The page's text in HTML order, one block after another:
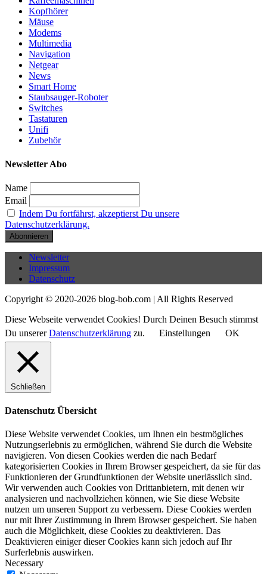
Kopfhörer
Mäuse
Modems
Multimedia
Navigation
Netgear
News
Smart Home
Staubsauger-Roboter
Switches
Tastaturen
Unifi
Zubehör
Newsletter Abo
Name
Email
Indem Du fortfährst, akzeptierst Du unsere
Datenschutzerklärung.
Newsletter
Impressum
Datenschutz
Copyright © 2020-2026 blog-bob.com | All Rights Reserved
Diese Webseite verwendet Cookies! Durch Deinen Besuch stimmst
Du unsererDatenschutzerklärung zu. Einstellungen OK
Schließen
Datenschutz Übersicht
Diese Website verwendet Cookies, um Ihnen ein bestmögliches
Nutzungserlebnis zu ermöglichen, während Sie durch die Website
navigieren. Von diesen Cookies werden die nach Bedarf
kategorisierten Cookies in Ihrem Browser gespeichert, da sie für das
Funktionieren der Grundfunktionen der Website unerlässlich sind.
Wir verwenden auch Cookies von Drittanbietern, mit denen wir
analysieren und nachvollziehen können, wie Sie diese Website
nutzen um unseren Support zu verbessern. Diese Cookies werden
nur mit Ihrer Zustimmung in Ihrem Browser gespeichert. Sie haben
auch die Möglichkeit, diese Cookies zu deaktivieren. Das
Deaktivieren einiger dieser Cookies kann sich jedoch auf Ihr
Surferlebnis auswirken.
Necessary